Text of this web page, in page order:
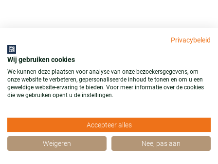
Privacybeleid
Wij gebruiken cookies
We kunnen deze plaatsen voor analyse van onze bezoekersgegevens, om
onze website te verbeteren, gepersonaliseerde inhoud te tonen en om u een
geweldige website-ervaring te bieden. Voor meer informatie over de cookies
die we gebruiken opent u de instellingen.
Accepteer alles
Weigeren Nee, pas aan